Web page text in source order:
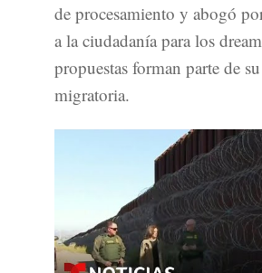
de procesamiento y abogó
a la ciudadanía para los
propuestas forman parte de
migratoria.